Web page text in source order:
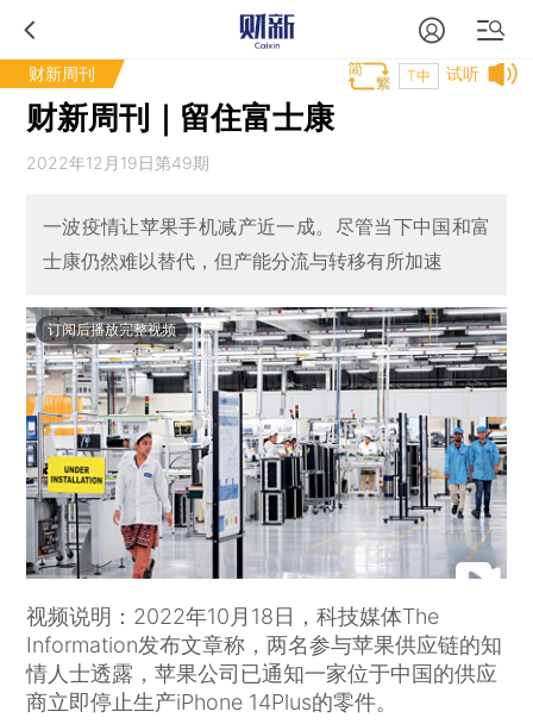
财新周刊 试听
T中
财新周刊｜留住富士康
2022年12月19日第49期
一波疫情让苹果手机减产近一成。尽管当下中国和富
士康仍然难以替代，但产能分流与转移有所加速
订阅后播放完整视频
视频说明：2022年10月18日，科技媒体The
Information发布文章称，两名参与苹果供应链的知
情人士透露，苹果公司已通知一家位于中国的供应
商立即停止生产iPhone 14Plus的零件。